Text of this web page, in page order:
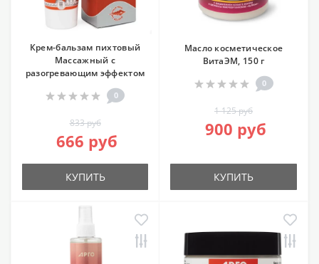
Крем-бальзам пихтовый
Массажный с
разогревающим эффектом
0
833 руб
666 руб
КУПИТЬ
Масло косметическое
ВитаЭМ, 150 г
0
1 125 руб
900 руб
КУПИТЬ